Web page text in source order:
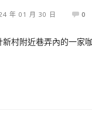
年 01 月 30 日 0
村附近巷弄內的一家